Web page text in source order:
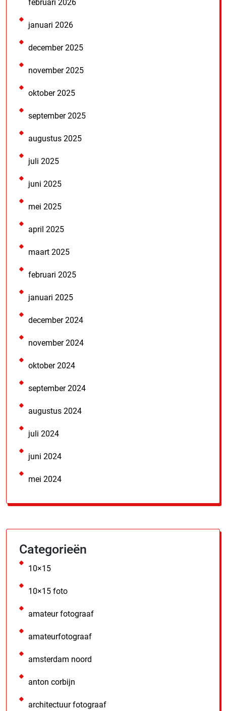
februari 2026
januari 2026
december 2025
november 2025
oktober 2025
september 2025
augustus 2025
juli 2025
juni 2025
mei 2025
april 2025
maart 2025
februari 2025
januari 2025
december 2024
november 2024
oktober 2024
september 2024
augustus 2024
juli 2024
juni 2024
mei 2024
Categorieën
10×15
10×15 foto
amateur fotograaf
amateurfotograaf
amsterdam noord
anton corbijn
architectuur fotograaf